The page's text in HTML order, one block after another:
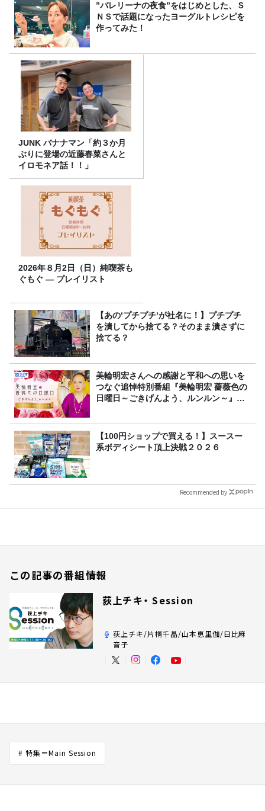
”バレリーナの夜食”をはじめとした、Ｓ
ＮＳで話題になったヨーグルトレシピを
作ってみた！
JUNK バナナマン「約３か月
ぶりに登場の近藤春菜さんと
イロモネア話！！」
2026年８月2日（日）純喫茶も
ぐもぐ ― プレイリスト
【あの‘プチプチ‘が社名に！】プチプチ
を潰してから捨てる？そのまま潰さずに
捨てる？
美輪明宏さんへの感謝と平和への思いを
つなぐ追悼特別番組『美輪明宏 薔薇色の
日曜日～ごきげんよう、ルンルン～』
【100円ショップで買える！】スースー
系ボディシート頂上決戦２０２６
Recommended by
この記事の番組情報
荻上チキ・ Session
荻上チキ/片桐千晶/山本恵里伽/日比麻
音子
# 特集＝Main Session